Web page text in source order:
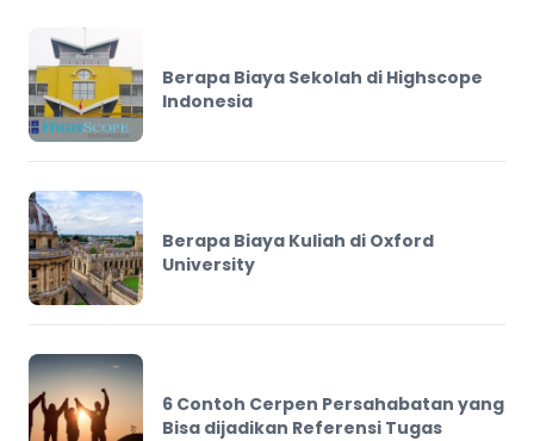
Berapa Biaya Sekolah di Highscope
Indonesia
Berapa Biaya Kuliah di Oxford
University
6 Contoh Cerpen Persahabatan yang
Bisa dijadikan Referensi Tugas